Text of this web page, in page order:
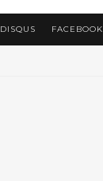
DISQUS FACEBOOK